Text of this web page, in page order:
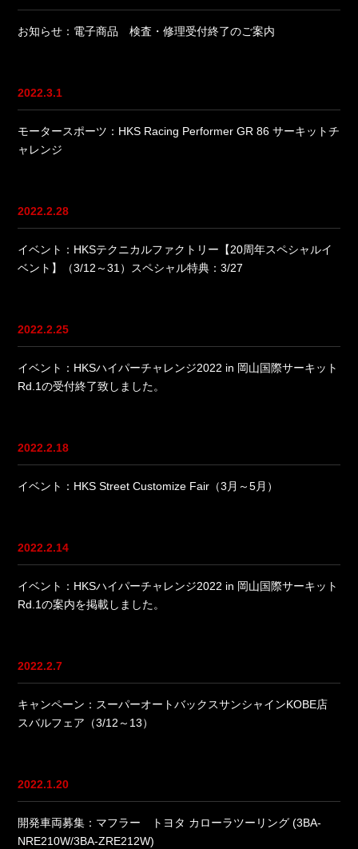
お知らせ：電子商品 検査・修理受付終了のご案内
2022.3.1
モータースポーツ：HKS Racing Performer GR 86 サーキットチ
ャレンジ
2022.2.28
イベント：HKSテクニカルファクトリー【20周年スペシャルイ
ベント】（3/12～31）スペシャル特典：3/27
2022.2.25
イベント：HKSハイパーチャレンジ2022 in 岡山国際サーキット
Rd.1の受付終了致しました。
2022.2.18
イベント：HKS Street Customize Fair（3月～5月）
2022.2.14
イベント：HKSハイパーチャレンジ2022 in 岡山国際サーキット
Rd.1の案内を掲載しました。
2022.2.7
キャンペーン：スーパーオートバックスサンシャインKOBE店
スバルフェア（3/12～13）
2022.1.20
開発車両募集：マフラー トヨタ カローラツーリング (3BA-
NRE210W/3BA-ZRE212W)